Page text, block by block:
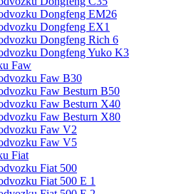
Dongfeng EM26
Dongfeng EX1
Dongfeng Rich 6
Dongfeng Yuko K3
Faw
Faw B30
Faw Besturn B50
Faw Besturn X40
Faw Besturn X80
Faw V2
Faw V5
Fiat
Fiat 500
Fiat 500 E 1